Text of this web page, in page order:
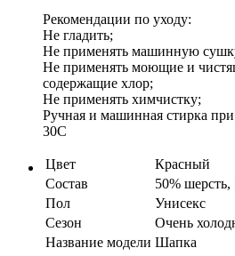
Рекомендации по уходу:
Не гладить;
Не применять машинную
Не применять моющие и
содержащие хлор;
Не применять химчистку;
Ручная и машинная стирка
30С
Цвет
Красный
Состав
50% шерсть,
Пол
Унисекс
Сезон
Очень
Название модели Шапка